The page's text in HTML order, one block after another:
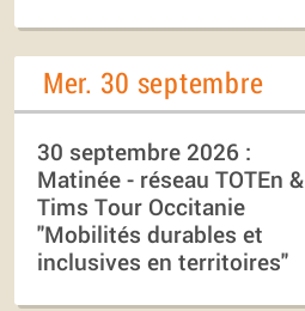
Mer. 30 septembre
30 septembre 2026 :
Matinée - réseau TOTEn &
Tims Tour Occitanie
"Mobilités durables et
inclusives en territoires"